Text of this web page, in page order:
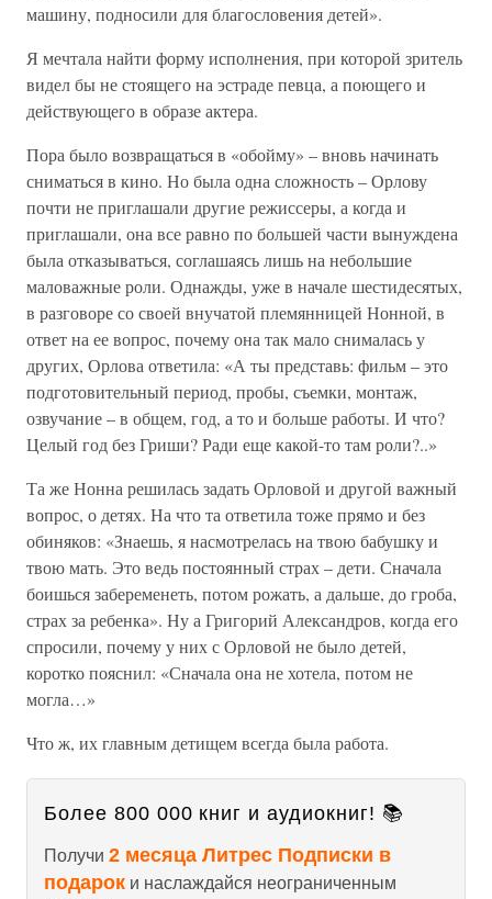
машину, подносили для благословения детей».
Я мечтала найти форму исполнения, при которой зритель
видел бы не стоящего на эстраде певца, а поющего и
действующего в образе актера.
Пора было возвращаться в «обойму» – вновь начинать
сниматься в кино. Но была одна сложность – Орлову
почти не приглашали другие режиссеры, а когда и
приглашали, она все равно по большей части вынуждена
была отказываться, соглашаясь лишь на небольшие
маловажные роли. Однажды, уже в начале шестидесятых,
в разговоре со своей внучатой племянницей Нонной, в
ответ на ее вопрос, почему она так мало снималась у
других, Орлова ответила: «А ты представь: фильм – это
подготовительный период, пробы, съемки, монтаж,
озвучание – в общем, год, а то и больше работы. И что?
Целый год без Гриши? Ради еще какой-то там роли?..»
Та же Нонна решилась задать Орловой и другой важный
вопрос, о детях. На что та ответила тоже прямо и без
обиняков: «Знаешь, я насмотрелась на твою бабушку и
твою мать. Это ведь постоянный страх – дети. Сначала
боишься забеременеть, потом рожать, а дальше, до гроба,
страх за ребенка». Ну а Григорий Александров, когда его
спросили, почему у них с Орловой не было детей,
коротко пояснил: «Сначала она не хотела, потом не
могла…»
Что ж, их главным детищем всегда была работа.
Более 800 000 книг и аудиокниг! 📚
Получи 2 месяца Литрес Подписки в
подарок и наслаждайся неограниченным